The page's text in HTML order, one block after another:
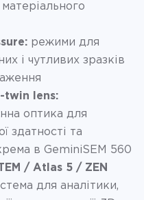
матеріального
режими для
і чутливих зразків
twin lens:
оптика для
здатності та
в GeminiSEM 560
/ Atlas 5 / ZEN
для аналітики,